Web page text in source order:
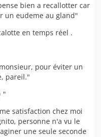
bien a recallotter car
un eudeme au gland"
en temps réel .
pour éviter un
pareil."
"
satisfaction chez moi
personne n'a vu le
une seule seconde